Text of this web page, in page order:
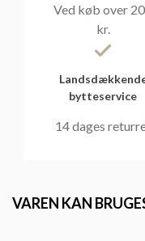
Ved køb over
kr.
bytteservice
14 dages
VAREN KAN